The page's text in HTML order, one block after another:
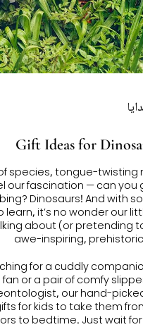
Gift Ideas for
species, tongue-twisting
our fascination — can you
Dinosaurs! And with
learn, it’s no wonder our
about (or pretending
awe-inspiring,
for a cuddly
fan or a pair of comfy
our hand-
for kids to take them
to bedtime. Just wait for